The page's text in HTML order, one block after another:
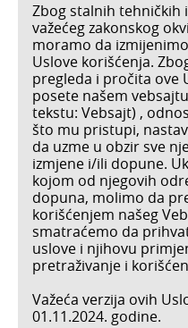
Zbog stalnih tehničkih
važećeg zakonskog
moramo da
Uslove korišćenja.
pregleda i pročita ove
posete našem
tekstu: Vebsajt) ,
što mu pristupi,
da uzme u obzir sve
izmjene i/ili dopune.
kojom od njegovih
dopuna, molimo da
korišćenjem našeg
smatraćemo da
uslove i njihovu
pretraživanje i
Važeća verzija ovih
01.11.2024. godine.